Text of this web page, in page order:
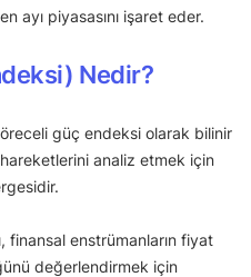
ayı piyasasını işaret eder.
Nedir?
güç endeksi olarak bilinir
analiz etmek için
finansal enstrümanların fiyat
değerlendirmek için